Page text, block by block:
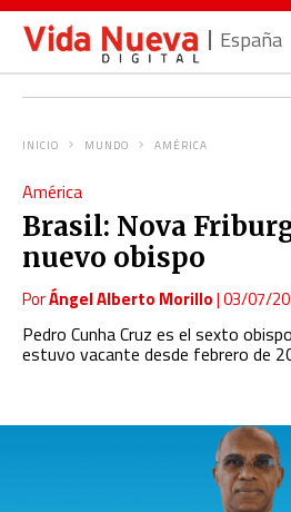
España
INICIO MUNDO AMÉRICA
América
Brasil: Nova
nuevo obispo
PorÁngel Alberto Morillo|03/07/
Pedro Cunha Cruz es el sexto
estuvo vacante desde febrero de